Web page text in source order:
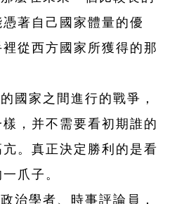
著自己國家體量的優
從西方國家所獲得的那
國家之間進行的戰爭，
，并不需要看初期誰的
。真正決定勝利的是看
爪子。
治學者、時事評論員，